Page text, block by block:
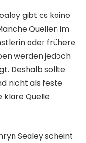
gibt es keine
Quellen im
oder frühere
werden jedoch
Deshalb sollte
nicht als feste
klare Quelle
Sealey scheint